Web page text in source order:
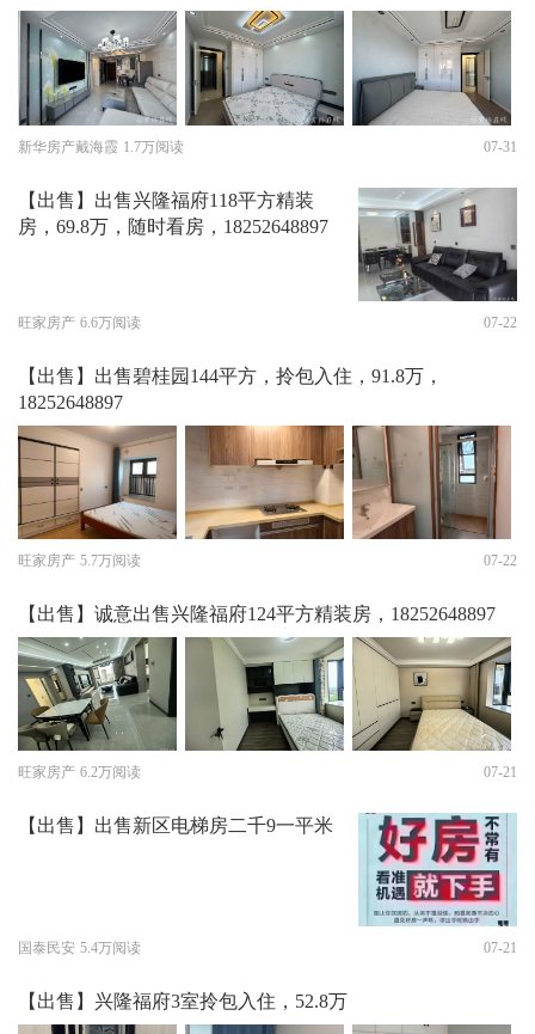
新华房产戴海霞 1.7万阅读 07-31
【出售】出售兴隆福府118平方精装
房，69.8万，随时看房，18252648897
旺家房产 6.6万阅读 07-22
【出售】出售碧桂园144平方，拎包入住，91.8万，
18252648897
旺家房产 5.7万阅读 07-22
【出售】诚意出售兴隆福府124平方精装房，18252648897
旺家房产 6.2万阅读 07-21
【出售】出售新区电梯房二千9一平米
国泰民安 5.4万阅读 07-21
【出售】兴隆福府3室拎包入住，52.8万